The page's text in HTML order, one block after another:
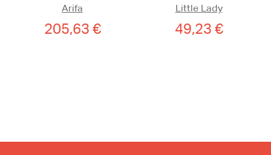
Arifa
205,63 €
Little Lady
49,23 €